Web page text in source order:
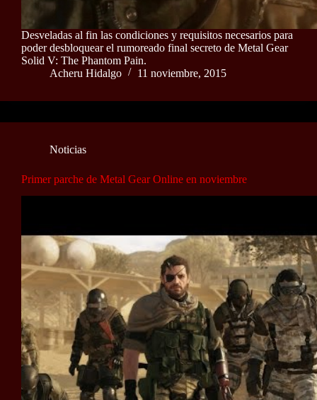
Desveladas al fin las condiciones y requisitos necesarios para
poder desbloquear el rumoreado final secreto de Metal Gear
Solid V: The Phantom Pain.
Acheru Hidalgo
11 noviembre, 2015
Noticias
Primer parche de Metal Gear Online en noviembre